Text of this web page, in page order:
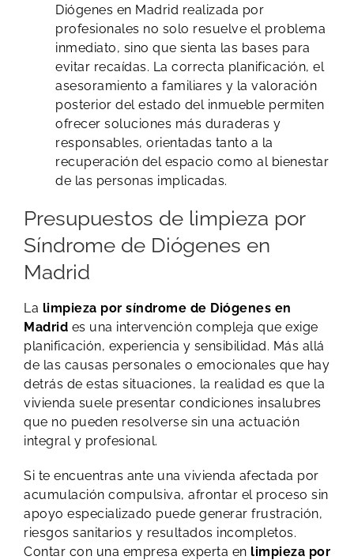
Diógenes en Madrid realizada por
profesionales no solo resuelve el problema
inmediato, sino que sienta las bases para
evitar recaídas. La correcta planificación, el
asesoramiento a familiares y la valoración
posterior del estado del inmueble permiten
ofrecer soluciones más duraderas y
responsables, orientadas tanto a la
recuperación del espacio como al bienestar
de las personas implicadas.
Presupuestos de limpieza por
Síndrome de Diógenes en
Madrid
La limpieza por síndrome de Diógenes en
Madrid es una intervención compleja que exige
planificación, experiencia y sensibilidad. Más allá
de las causas personales o emocionales que hay
detrás de estas situaciones, la realidad es que la
vivienda suele presentar condiciones insalubres
que no pueden resolverse sin una actuación
integral y profesional.
Si te encuentras ante una vivienda afectada por
acumulación compulsiva, afrontar el proceso sin
apoyo especializado puede generar frustración,
riesgos sanitarios y resultados incompletos.
Contar con una empresa experta en limpieza por